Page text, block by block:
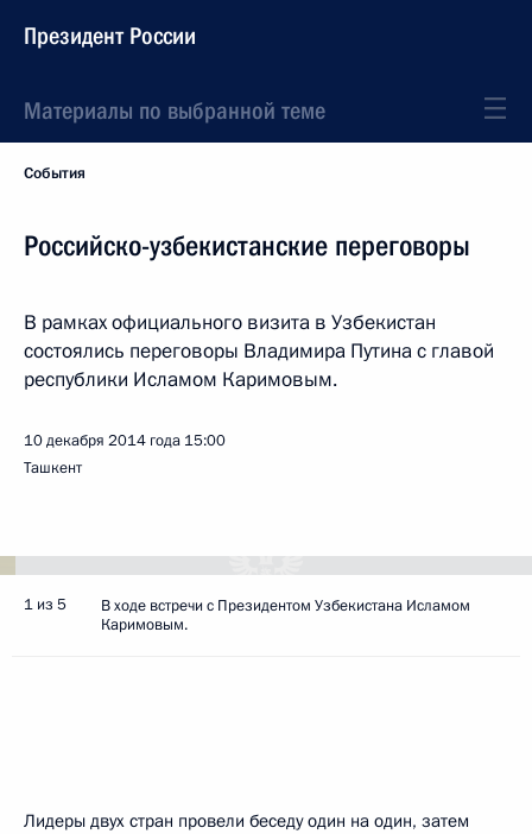
Президент России
Материалы по выбранной теме
События
Российско-узбекистанские переговоры
В рамках официального визита в Узбекистан
состоялись переговоры Владимира Путина с главой
республики Исламом Каримовым.
10 декабря 2014 года 15:00
Ташкент
1 из 5
В ходе встречи с Президентом Узбекистана Исламом
Каримовым.
Лидеры двух стран провели беседу один на один, затем